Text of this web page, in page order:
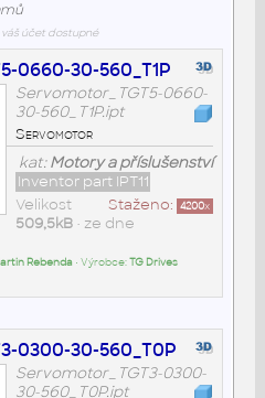
účet dostupné
0660-30-560_T1P
Servomotor_TGT5-0660-
30-560_T1P.ipt
Servomotor
kat:Motory a příslušenství
Inventor part IPT11
Staženo: 4200x
Velikost
509,5kB• ze dne
Rebenda • Výrobce:TG Drives
0300-30-560_T0P
Servomotor_TGT3-0300-
30-560_T0P.ipt